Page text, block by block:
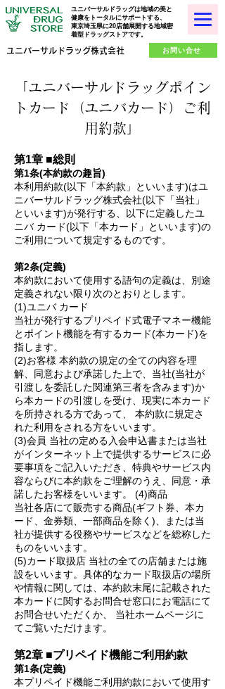
ユニバーサルドラッグは地域の美と
健康をトータルにサポートする、
東京埼玉県に20店舗展開する地域密
着型ドラッグストアです。
ユニバーサルドラッグ株式会社 お問い合せ
「ユニバーサルドラッグポイン
トカード（ユニバカード）ご利
用約款」
第1章 ■総則
第1条(本約款の趣旨)
本利用約款(以下「本約款」といいます)はユ
ニバーサルドラッグ株式会社(以下「当社」
といいます)が発行する、以下に定義したユ
ニバ カード(以下「本カード」といいます)の
ご利用について規定するものです。
第2条(定義)
本約款において使用する語句の定義は、別途
定義されない限り次のとおりとします。
(1)ユニバ カード
当社が発行するプリペイド式電子マネー機能
とポイント機能を有するカード(本カード)を
指します。
(2)お客様 本約款の規定の全ての内容を理
解、同意および承諾した上で、当社(当社が
引渡しを委託した関連第三者を含みます)か
ら本カードの引渡しを受け、現実に本カード
を所持される方であって、 本約款に規定さ
れた利用をされる方をいいます。
(3)会員 当社の定める入会申込書または当社
がインターネット上で提供するサービスに必
要事項をご記入いただき、特典やサービス内
容ならびに本約款をご理解のうえ、同意・承
諾したお客様をいいます。 (4)商品
当社各店にて販売する商品(ギフト券、本カ
ード、金券類、一部商品を除く)、または当
社が提供する役務やサービスなどを総称した
ものをいいます。
(5)カード取扱店 当社の全ての店舗または施
設をいいます。具体的なカード取扱店の場所
や情報に関しては、本約款末尾に記載された
本カードに関するお問合せ窓口にお電話にて
お問合せいただくか、 当社ホームページに
てご覧いただけます。
第2章 ■プリペイド機能ご利用約款
第1条(定義)
本プリペイド機能ご利用約款において使用す